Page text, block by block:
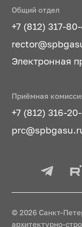
Общий отдел
+7 (812) 317-
Электронная
Приёмная
+7 (812) 316-
© 2026 Санкт-
архитектурно-